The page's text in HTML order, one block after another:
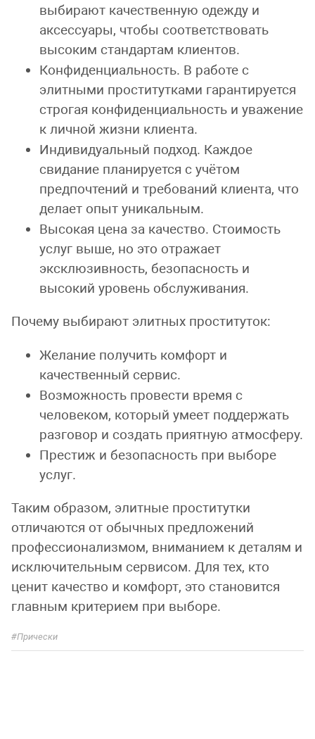
выбирают качественную одежду и
аксессуары, чтобы соответствовать
высоким стандартам клиентов.
Конфиденциальность. В работе с
элитными проститутками гарантируется
строгая конфиденциальность и уважение
к личной жизни клиента.
Индивидуальный подход. Каждое
свидание планируется с учётом
предпочтений и требований клиента, что
делает опыт уникальным.
Высокая цена за качество. Стоимость
услуг выше, но это отражает
эксклюзивность, безопасность и
высокий уровень обслуживания.
Почему выбирают элитных проституток:
Желание получить комфорт и
качественный сервис.
Возможность провести время с
человеком, который умеет поддержать
разговор и создать приятную атмосферу.
Престиж и безопасность при выборе
услуг.
Таким образом, элитные проститутки
отличаются от обычных предложений
профессионализмом, вниманием к деталям и
исключительным сервисом. Для тех, кто
ценит качество и комфорт, это становится
главным критерием при выборе.
Прически